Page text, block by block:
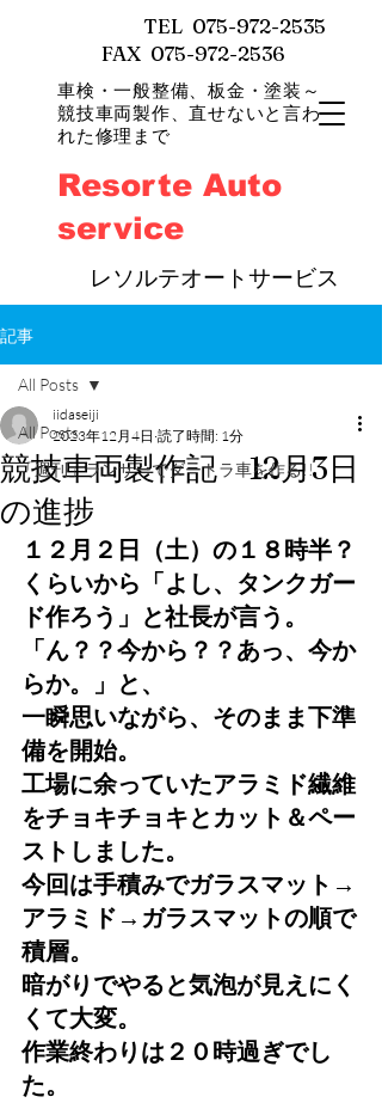
Resorte Auto
service
TEL 075-972-2535
FAX 075-972-2536
車検・一般整備、 板金・塗装～
競技車両製作、直せないと言わ
れた修理まで
レソルテオートサービス
記事
All Posts
「週刊」ランサーでダートラ車を作る!!
All Posts
競技車両製作記 12月3日
の進捗
iidaseiji
2023年12月4日 読了時間: 1分
１２月２日（土）の１８時半？
くらいから「よし、タンクガー
ド作ろう」と社長が言う。
「ん？？今から？？あっ、今か
らか。」と、
一瞬思いながら、そのまま下準
備を開始。
工場に余っていたアラミド繊維
をチョキチョキとカット＆ペー
ストしました。
今回は手積みでガラスマット→
アラミド→ガラスマットの順で
積層。
暗がりでやると気泡が見えにく
くて大変。
作業終わりは２０時過ぎでし
た。